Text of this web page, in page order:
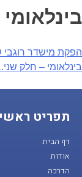
בינלאומי
הפקת מישדר רוגבי
בינלאומי – חלק שני.2001.
תפריט
דף הבית
אודות
הדרכה